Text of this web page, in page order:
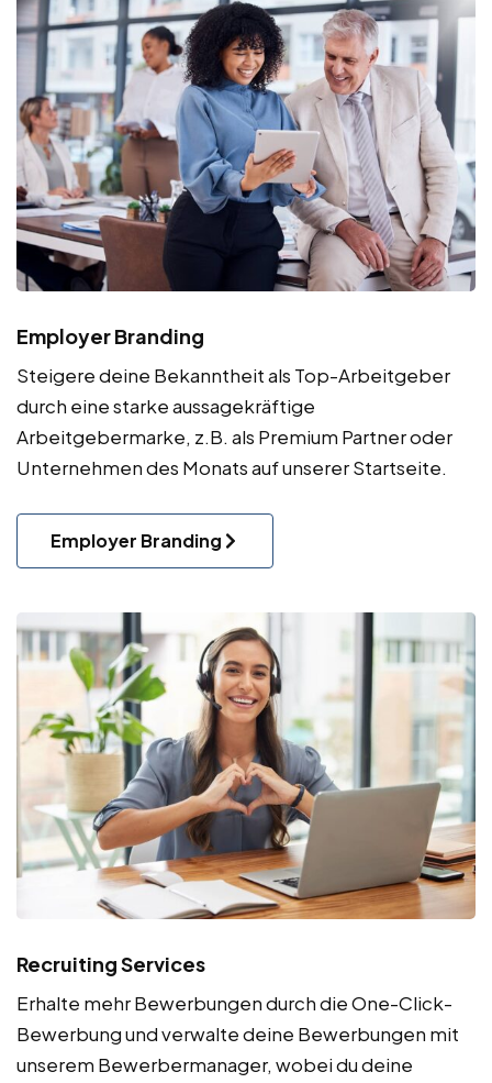
Employer Branding
Steigere deine Bekanntheit als Top-Arbeitgeber
durch eine starke aussagekräftige
Arbeitgebermarke, z.B. als Premium Partner oder
Unternehmen des Monats auf unserer Startseite.
Employer Branding
Recruiting Services
Erhalte mehr Bewerbungen durch die One-Click-
Bewerbung und verwalte deine Bewerbungen mit
unserem Bewerbermanager, wobei du deine